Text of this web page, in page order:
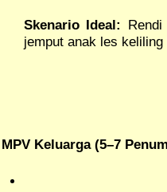
Skenario Ideal:
jemput anak les keliling
MPV Keluarga (5–7